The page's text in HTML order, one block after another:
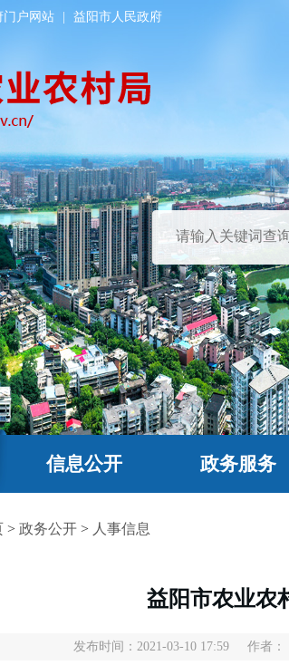
门户网站 益阳市人民政府
信息公开 政务服务
> 政务公开 > 人事信息
益阳市农业农
发布时间：2021-03-10 17:59 作者：